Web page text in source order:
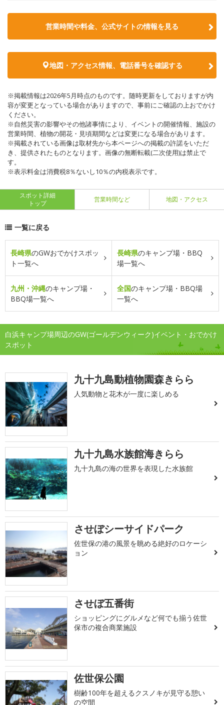
営業時間や料金、公式サイトの情報を見る
地図・アクセス情報、電話番号を確認する
※掲載情報は2026年5月時点のものです。随時更新をしておりますが内
容が変更となっている場合がありますので、事前にご確認の上おでかけ
ください。
※自然災害の影響やその他諸事情により、イベントの開催情報、施設の
営業時間、植物の開花・見頃期間などは変更になる場合があります。
※掲載されている画像は取材先から本ページへの掲載の許諾をいただ
き、提供されたものとなります。画像の無断転載(二次使用)は禁止で
す。
※表示料金は消費税8％ないし10％の内税表示です。
スポット詳細
トップ
営業時間など 地図・アクセス
一覧に戻る
長崎県のGWおでかけスポッ
ト一覧へ
長崎県のキャンプ場・BBQ
場一覧へ
九州・沖縄のキャンプ場・
BBQ場一覧へ
全国のキャンプ場・BBQ場
一覧へ
白浜キャンプ場周辺のGW(ゴールデンウィーク)イベント・おでかけ
スポット
九十九島動植物園森きらら
人気動物と花木が一度に楽しめる
九十九島水族館海きらら
九十九島の海の世界を表現した水族館
させぼシーサイドパーク
佐世保の港の風景を眺める絶好のロケーシ
ョン
させぼ五番街
ショッピングにグルメなど何でも揃う佐世
保市の複合商業施設
佐世保公園
樹齢100年を超えるクスノキが見守る憩い
の空間